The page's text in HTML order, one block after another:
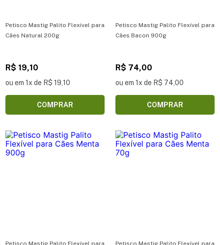
Petisco Mastig Palito Flexível para
Cães Natural 200g
R$ 19,10
ou em 1x de R$ 19,10
COMPRAR
Petisco Mastig Palito Flexível para
Cães Bacon 900g
R$ 74,00
ou em 1x de R$ 74,00
COMPRAR
Petisco Mastig Palito Flexível para Petisco Mastig Palito Flexível para